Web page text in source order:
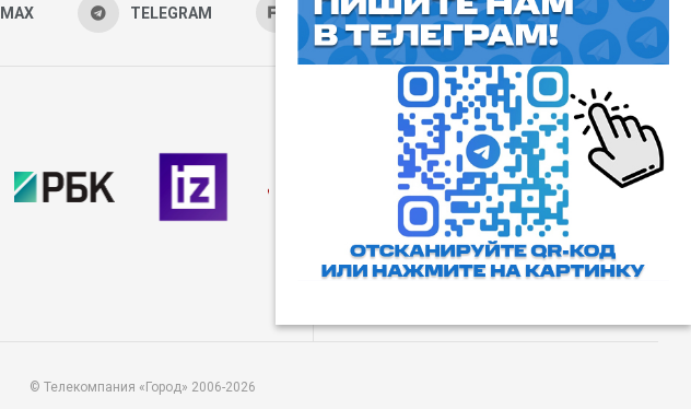
MAX TELEGRAM RUTUBE ОК ДЗЕН
Пользовательское соглашение
Все права защищены. Любое
использование материалов
допускается только с согласия
редакции, а также с ссылкой на
сайт.
© Телекомпания «Город» 2006-2026